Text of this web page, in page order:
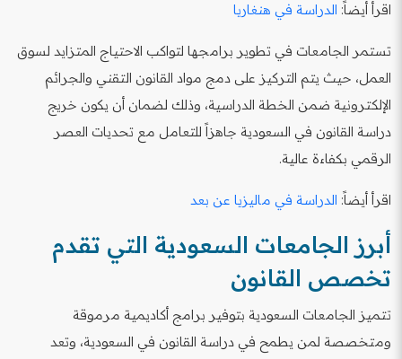
اقرأ أيضاً: الدراسة في هنغاريا
تستمر الجامعات في تطوير برامجها لتواكب الاحتياج المتزايد لسوق
العمل، حيث يتم التركيز على دمج مواد القانون التقني والجرائم
الإلكترونية ضمن الخطة الدراسية، وذلك لضمان أن يكون خريج
دراسة القانون في السعودية جاهزاً للتعامل مع تحديات العصر
الرقمي بكفاءة عالية.
اقرأ أيضاً: الدراسة في ماليزيا عن بعد
أبرز الجامعات السعودية التي تقدم
تخصص القانون
تتميز الجامعات السعودية بتوفير برامج أكاديمية مرموقة
ومتخصصة لمن يطمح في دراسة القانون في السعودية، وتعد